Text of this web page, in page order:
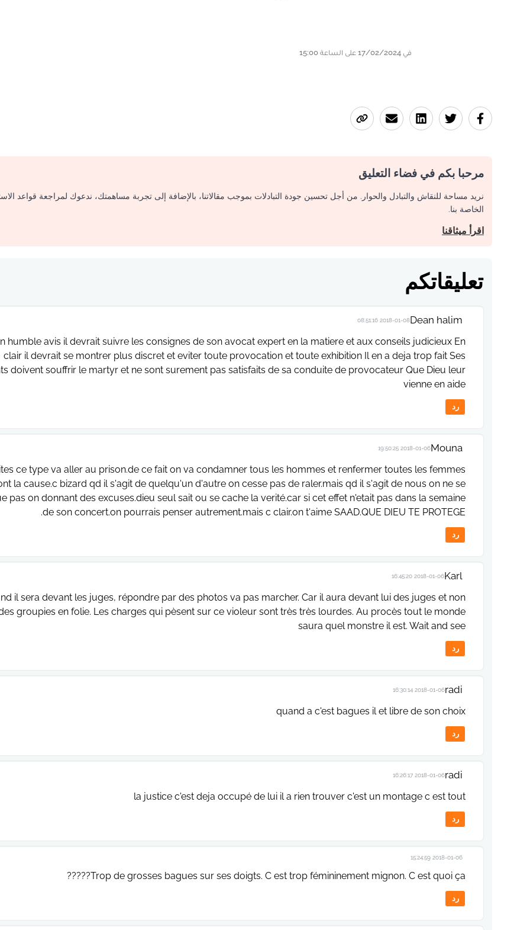
في 17/02/2024 على الساعة 15:00
مرحبا بكم في فضاء التعليق
نريد مساحة للنقاش والتبادل والحوار. من أجل تحسين جودة التبادلات بموجب مقالاتنا، بالإضافة إلى تجربة مساهمتك، ندعوك لمراجعة قواعد
الخاصة بنا.
اقرأ ميثاقنا
تعليقاتكم
Dean halim
2018-01-08 08:51:16
humble avis il devrait suivre les consignes de son avocat expert en la matiere et aux conseils judicieux En
clair il devrait se montrer plus discret et eviter toute provocation et toute exhibition Il en a deja trop fait Ses
doivent souffrir le martyr et ne sont surement pas satisfaits de sa conduite de provocateur Que Dieu leur
vienne en aide
رد
Mouna
2018-01-06 19:50:25
ce type va aller au prison.de ce fait on va condamner tous les hommes et renfermer toutes les femmes
la cause.c bizard qd il s'agit de quelqu'un d'autre on cesse pas de raler.mais qd il s'agit de nous on ne se
pas on donnant des excuses.dieu seul sait ou se cache la verité.car si cet effet n'etait pas dans la semaine
de son concert.on pourrais penser autrement.mais c clair.on t'aime SAAD.QUE DIEU TE PROTEGE.
رد
Karl
2018-01-06 16:45:20
il sera devant les juges, répondre par des photos va pas marcher. Car il aura devant lui des juges et non
groupies en folie. Les charges qui pèsent sur ce violeur sont très très lourdes. Au procès tout le monde
saura quel monstre il est. Wait and see
رد
radi
2018-01-06 16:30:14
quand a c'est bagues il et libre de son choix
رد
radi
2018-01-06 16:26:17
la justice c'est deja occupé de lui il a rien trouver c'est un montage c est tout
رد
2018-01-06 15:24:59
Trop de grosses bagues sur ses doigts. C est trop fémininement mignon. C est quoi ça?????
رد